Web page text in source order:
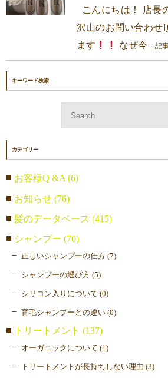
こんにちは！ 店長
沢山のお問い合わせ
ます
なぜ今 ...記
キーワード検索
カテゴリー
お客様Q &A (6)
お知らせ (76)
髪のデータベース (415)
シャンプー (70)
正しいシャンプーの仕方 (7)
シャンプーの選び方 (5)
シリコン入りについて (0)
育毛シャンプーとの違い (0)
トリートメント (137)
オーガニックについて (1)
トリートメントが長持ちしない理由 (3)